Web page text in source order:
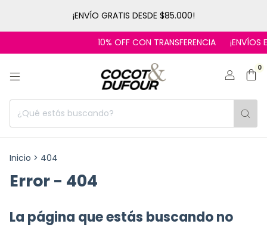
¡ENVÍO GRATIS DESDE $85.000!
10% OFF CON TRANSFERENCIA ¡ENVÍOS
0
Inicio > 404
Error - 404
La página que estás buscando no